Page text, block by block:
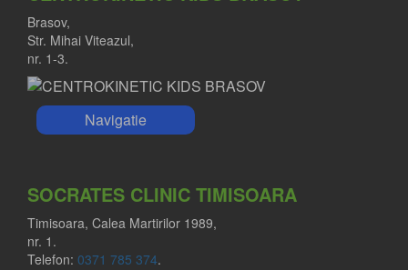
Brasov,
Str. Mihai Viteazul,
nr. 1-3.
Navigatie
SOCRATES CLINIC TIMISOARA
Timisoara, Calea Martirilor 1989,
nr. 1.
Telefon: 0371 785 374.